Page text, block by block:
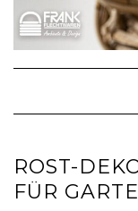
content
ROST-
FÜR